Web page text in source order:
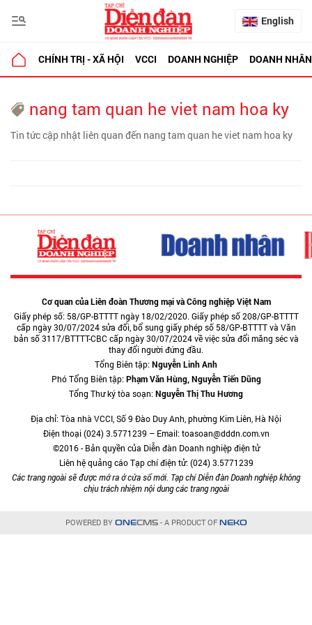
English
CHÍNH TRỊ - XÃ HỘI VCCI DOANH NGHIỆP DOANH NHÂN
nang tam quan he viet nam hoa ky
Tin tức cập nhật liên quan đến nang tam quan he viet nam hoa ky
Cơ quan của Liên đoàn Thương mại và Công nghiệp Việt Nam
Giấy phép số: 58/GP-BTTTT ngày 18/02/2020. Giấy phép số 208/GP-BTTTT
cấp ngày 30/07/2024 sửa đổi, bổ sung giấy phép số 58/GP-BTTTT và Văn
bản số 3117/BTTTT-CBC cấp ngày 30/07/2024 về việc sửa đổi măng séc và
thay đổi người đứng đầu.
Tổng Biên tập:Nguyễn Linh Anh
Phó Tổng Biên tập:Phạm Văn Hùng, Nguyễn Tiến Dũng
Tổng Thư ký tòa soạn:Nguyễn Thị Thu Hương
Địa chỉ: Tòa nhà VCCI, Số 9 Đào Duy Anh, phường Kim Liên, Hà Nội
Điện thoại (024) 3.5771239 – Email: toasoan@dddn.com.vn
©2016 - Bản quyền của Diễn đàn Doanh nghiệp điện tử
Liên hệ quảng cáo Tạp chí điện tử: (024) 3.5771239
Các trang ngoài sẽ được mở ra ở cửa sổ mới. Tạp chí Diễn đàn Doanh nghiệp không
chịu trách nhiệm nội dung các trang ngoài
POWERED BY ONECMS- A PRODUCT OF NEKO